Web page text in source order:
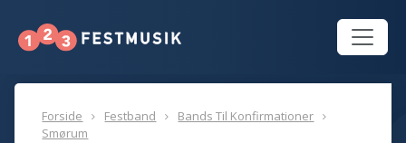
Forside Festband
Bands Til Konfirmationer
Smørum